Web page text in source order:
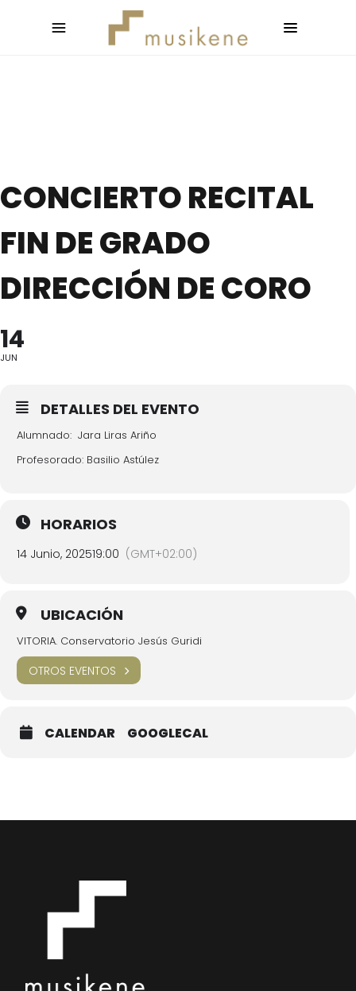
CONCIERTO RECITAL
FIN DE GRADO
DIRECCIÓN DE CORO
14
JUN
DETALLES DEL EVENTO
Alumnado: Jara Liras Ariño
Profesorado: Basilio Astúlez
HORARIOS
14 Junio, 202519:00 (GMT+02:00)
UBICACIÓN
VITORIA. Conservatorio Jesús Guridi
OTROS EVENTOS
CALENDAR GOOGLECAL